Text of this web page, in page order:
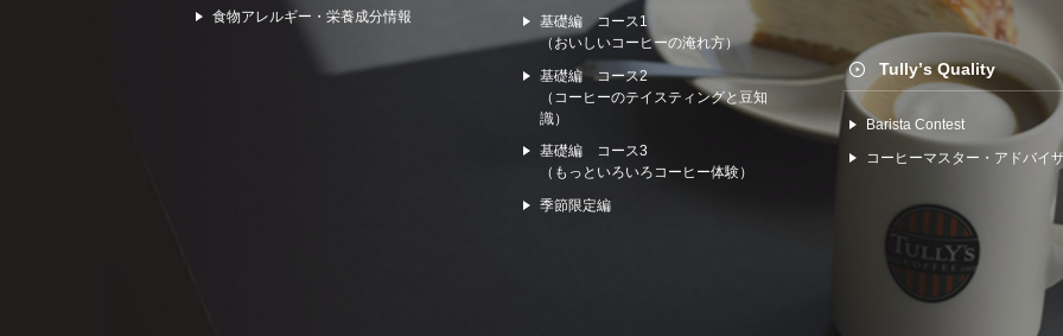
食物アレルギー・栄養成分情報
基礎編 コース1
（おいしいコーヒーの淹れ方）
基礎編 コース2
（コーヒーのテイスティングと豆知
識）
基礎編 コース3
（もっといろいろコーヒー体験）
季節限定編
Tullyʼs Quality
Barista Contest
コーヒーマスター・アドバイ